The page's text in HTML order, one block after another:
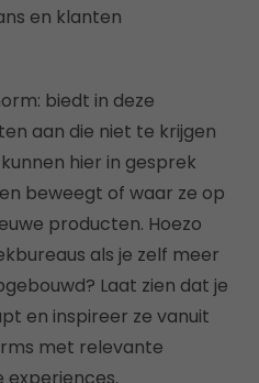
en klanten
biedt in deze
aan die niet te krijgen
hier in gesprek
beweegt of waar ze op
producten. Hoezo
als je zelf meer
Laat zien dat je
en inspireer ze vanuit
met relevante